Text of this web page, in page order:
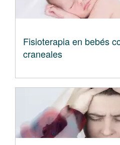
Fisioterapia en bebés
craneales